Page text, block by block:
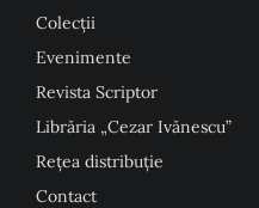
Colecţii
Evenimente
Revista Scriptor
Librăria „Cezar Ivănescu”
Rețea distribuție
Contact